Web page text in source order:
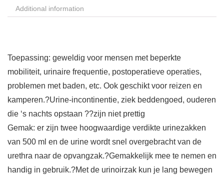
Additional information
Toepassing: geweldig voor mensen met beperkte
mobiliteit, urinaire frequentie, postoperatieve operaties,
problemen met baden, etc. Ook geschikt voor reizen en
kamperen.?Urine-incontinentie, ziek beddengoed, ouderen
die ‘s nachts opstaan ??zijn niet prettig
Gemak: er zijn twee hoogwaardige verdikte urinezakken
van 500 ml en de urine wordt snel overgebracht van de
urethra naar de opvangzak.?Gemakkelijk mee te nemen en
handig in gebruik.?Met de urinoirzak kun je lang bewegen